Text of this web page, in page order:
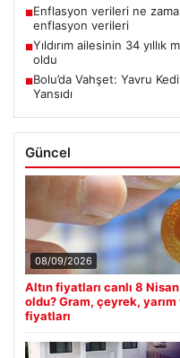
■Enflasyon verileri ne
enflasyon verileri
■Yıldırım ailesinin 34
oldu
■Bolu’da Vahşet: Yavru
Yansıdı
Güncel
08/09/2026
Altın fiyatları canlı 8
oldu? Gram, çeyrek, yarım
fiyatları